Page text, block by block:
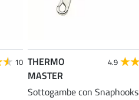
10 THERMO
MASTER
4.9
Sottogambe con Snaphooks